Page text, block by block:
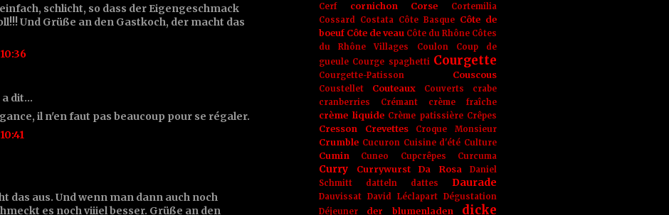
schlicht, so dass der Eigengeschmack
Und Grüße an den Gastkoch, der macht das
a dit…
il n'en faut pas beaucoup pour se régaler.
das aus. Und wenn man dann auch noch
es noch viiiel besser. Grüße an den
Cerf
cornichon Corse
Cortemilia
Cossard Costata Côte Basque Côte de
boeuf Côte de veau Côte du Rhône Côtes
du Rhône Villages
Coulon
Coup de
gueule Courge spaghetti Courgette
Courgette-Patisson Couscous
Coustellet Couteaux Couverts
crabe
cranberries
Crémant crème fraîche
crème liquide Crème patissière Crêpes
Cresson Crevettes Croque Monsieur
Crumble Cucuron Cuisine d'été Culture
Cumin Cuneo Cupcrêpes Curcuma
Curry Currywurst Da Rosa
Daniel
Schmitt
datteln dattes Daurade
Dauvissat David Léclapart Dégustation
Déjeuner
der blumenladen dicke